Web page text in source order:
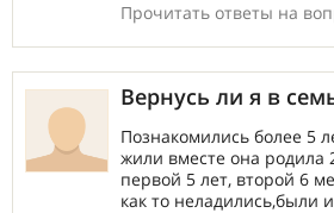
Прочитать ответы на
Вернусь ли я в
Познакомились более 5
жили вместе она родила
первой 5 лет, второй 6
как то неладились,были